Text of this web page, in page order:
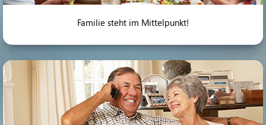
Familie steht im Mittelpunkt!